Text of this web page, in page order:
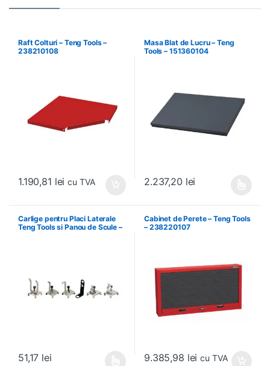
Raft Colturi – Teng Tools –
238210108
1.190,81 lei cu TVA
Masa Blat de Lucru – Teng
Tools – 151360104
2.237,20 lei
Carlige pentru Placi Laterale
Teng Tools si Panou de Scule –
51,17 lei
Cabinet de Perete – Teng Tools
– 238220107
9.385,98 lei cu TVA